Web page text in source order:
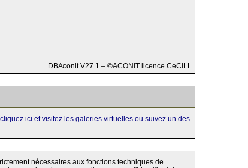
DBAconit V27.1 – ©ACONIT licence CeCILL
ici et visitez les galeries virtuelles ou suivez un des
nécessaires aux fonctions techniques de